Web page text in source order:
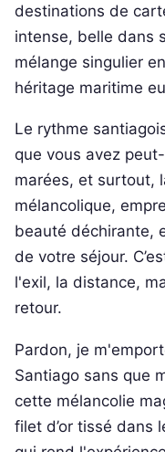
destinations de
intense, belle dans
mélange singulier
héritage maritime
Le rythme
que vous avez
marées, et surtout,
mélancolique,
beauté déchirante,
de votre séjour.
l'exil, la distance,
retour.
Pardon, je
Santiago sans que
cette mélancolie
filet d’or tissé dans